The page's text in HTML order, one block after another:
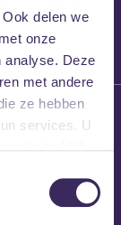
delen we
onze
analyse. Deze
met andere
ze hebben
services. U
High